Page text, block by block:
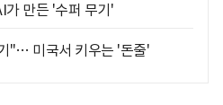
만든 '수퍼 무기'
"… 미국서 키우는 '돈줄'